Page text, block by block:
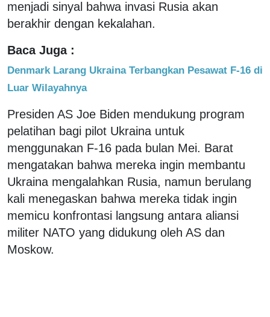
menjadi sinyal bahwa invasi Rusia akan
berakhir dengan kekalahan.
Baca Juga :
Denmark Larang Ukraina Terbangkan Pesawat F-16 di
Luar Wilayahnya
Presiden AS Joe Biden mendukung program
pelatihan bagi pilot Ukraina untuk
menggunakan F-16 pada bulan Mei. Barat
mengatakan bahwa mereka ingin membantu
Ukraina mengalahkan Rusia, namun berulang
kali menegaskan bahwa mereka tidak ingin
memicu konfrontasi langsung antara aliansi
militer NATO yang didukung oleh AS dan
Moskow.